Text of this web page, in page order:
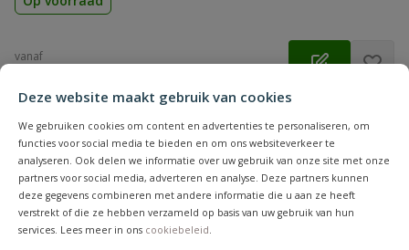
Deze website maakt gebruik van cookies
We gebruiken cookies om content en advertenties te personaliseren, om
functies voor social media te bieden en om ons websiteverkeer te
analyseren. Ook delen we informatie over uw gebruik van onze site met onze
partners voor social media, adverteren en analyse. Deze partners kunnen
deze gegevens combineren met andere informatie die u aan ze heeft
verstrekt of die ze hebben verzameld op basis van uw gebruik van hun
services. Lees meer in ons cookiebeleid.
vanaf
€